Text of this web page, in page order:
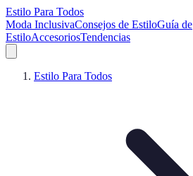
Estilo Para Todos
Moda InclusivaConsejos de EstiloGuía de
EstiloAccesoriosTendencias
Estilo Para Todos